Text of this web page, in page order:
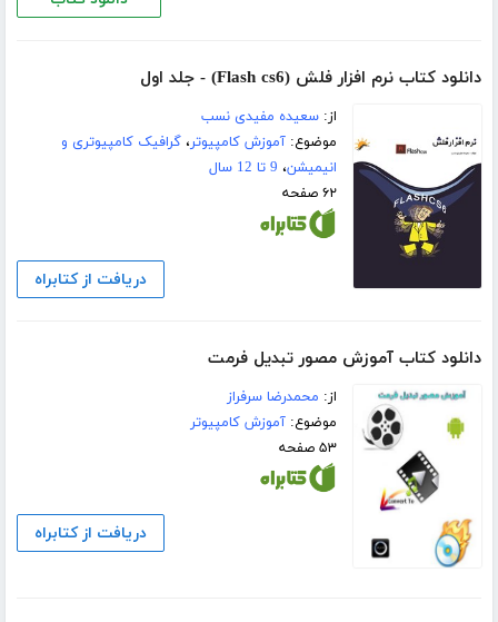
دانلود کتاب نرم افزار فلش (Flash cs6) - جلد اول
از:سعیده مفیدی نسب
موضوع:آموزش کامپیوتر،گرافیک کامپیوتری و
انیمیشن، 9 تا 12 سال
۶۲ صفحه
دریافت از کتابراه
دانلود کتاب آموزش مصور تبدیل فرمت
از: محمدرضا سرفراز
موضوع:آموزش کامپیوتر
۵۳ صفحه
دریافت از کتابراه